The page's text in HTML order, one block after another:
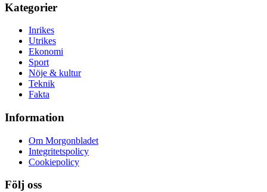
Kategorier
Inrikes
Utrikes
Ekonomi
Sport
Nöje & kultur
Teknik
Fakta
Information
Om Morgonbladet
Integritetspolicy
Cookiepolicy
Följ oss